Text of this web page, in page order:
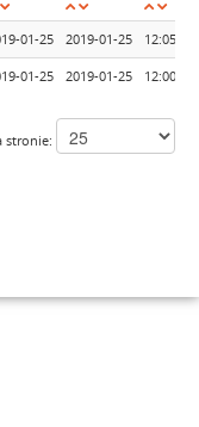
01-25 2019-01-25 12:05
01-25 2019-01-25 12:00
stronie: